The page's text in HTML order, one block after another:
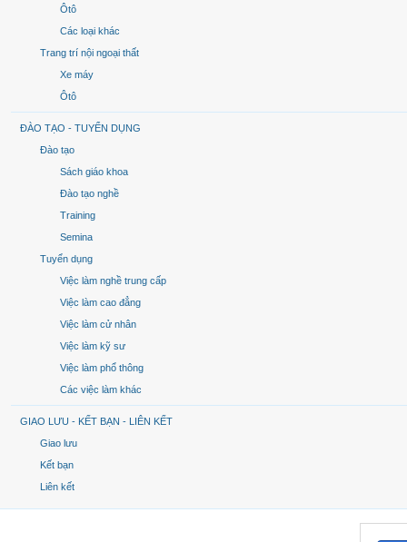
Ôtô
Các loại khác
Trang trí nội ngoại thất
Xe máy
Ôtô
ĐÀO TẠO - TUYỂN DỤNG
Đào tạo
Sách giáo khoa
Đào tạo nghề
Training
Semina
Tuyển dụng
Việc làm nghề trung cấp
Việc làm cao đẳng
Việc làm cử nhân
Việc làm kỹ sư
Việc làm phổ thông
Các việc làm khác
GIAO LƯU - KẾT BẠN - LIÊN KẾT
Giao lưu
Kết bạn
Liên kết